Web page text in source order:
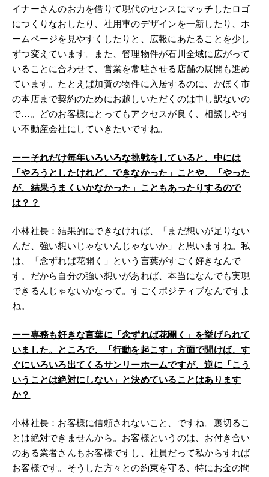
イナーさんのお力を借りて現代のセンスにマッチしたロゴ
につくりなおしたり、社用車のデザインを一新したり、ホ
ームページを見やすくしたりと、広報にあたることを少し
ずつ変えています。また、管理物件が石川全域に広がって
いることに合わせて、営業を常駐させる店舗の展開も進め
ています。たとえば加賀の物件に入居するのに、かほく市
の本店まで契約のためにお越しいただくのは申し訳ないの
で…。どのお客様にとってもアクセスが良く、相談しやす
い不動産会社にしていきたいですね。
ーーそれだけ毎年いろいろな挑戦をしていると、中には
「やろうとしたけれど、できなかった」ことや、「やった
が、結果うまくいかなかった」こともあったりするので
は？？
小林社長：結果的にできなければ、「まだ想いが足りない
んだ、強い想いじゃないんじゃないか」と思いますね。私
は、「念ずれば花開く」という言葉がすごく好きなんで
す。だから自分の強い想いがあれば、本当になんでも実現
できるんじゃないかなって。すごくポジティブなんですよ
ね。
ーー専務も好きな言葉に「念ずれば花開く」を挙げられて
いました。ところで、「行動を起こす」方面で聞けば、す
ぐにいろいろ出てくるサンリーホームですが、逆に「こう
いうことは絶対にしない」と決めていることはあります
か？
小林社長：お客様に信頼されないこと、ですね。裏切るこ
とは絶対できませんから。お客様というのは、お付き合い
のある業者さんもお客様ですし、社員だって私からすれば
お客様です。そうした方々との約束を守る、特にお金の問